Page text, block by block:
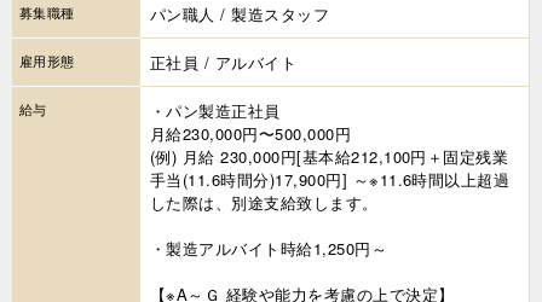
募集職種 パン職人 / 製造スタッフ
雇用形態 正社員 / アルバイト
給与
・パン製造正社員
月給230,000円〜500,000円
(例) 月給 230,000円[基本給212,100円＋固定残業
手当(11.6時間分)17,900円] ～※11.6時間以上超過
した際は、別途支給致します。
・製造アルバイト時給1,250円～
【※A～Ｇ 経験や能力を考慮の上で決定】